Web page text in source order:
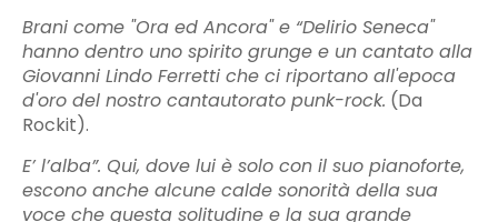
Brani come "Ora ed Ancora" e “Delirio Seneca"
hanno dentro uno spirito grunge e un cantato alla
Giovanni Lindo Ferretti che ci riportano all'epoca
d'oro del nostro cantautorato punk-rock. (Da
Rockit).
E’ l’alba”. Qui, dove lui è solo con il suo pianoforte,
escono anche alcune calde sonorità della sua
voce che questa solitudine e la sua grande